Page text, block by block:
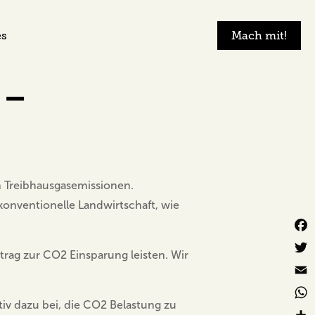
Mach mit!
Landwirtschaft, wie
zur CO2 Einsparung leisten. Wir
dazu bei, die CO2 Belastung zu